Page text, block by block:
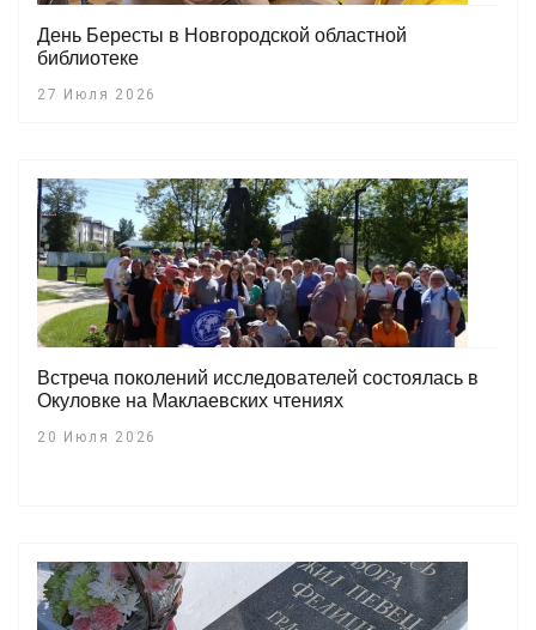
День Бересты в Новгородской областной
библиотеке
27 Июля 2026
Встреча поколений исследователей состоялась в
Окуловке на Маклаевских чтениях
20 Июля 2026